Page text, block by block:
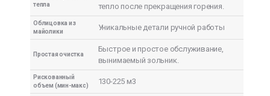
тепла
тепло после прекращения горения.
Облицовка из
майолики
Уникальные детали ручной работы
Простая очистка
Быстрое и простое обслуживание,
вынимаемый зольник.
Рискованный
объем (мин-макс)
130-225 м3